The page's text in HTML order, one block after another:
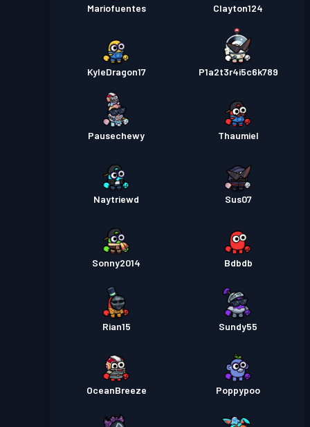
Mariofuentes Clayton124
KyleDragon17 P1a2t3r4i5c6k789
Pausechewy Thaumiel
Naytriewd Sus07
Sonny2014 Bdbdb
Rian15 Sundy55
OceanBreeze Poppypoo